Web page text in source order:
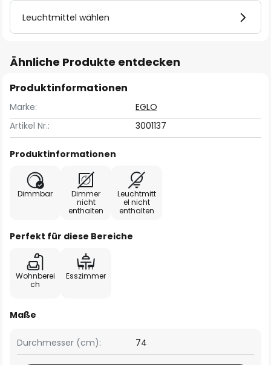
Leuchtmittel wählen
Ähnliche Produkte entdecken
Produktinformationen
Marke:
EGLO
Artikel Nr.:
3001137
Produktinformationen
Dimmbar
Dimmer
nicht
enthalten
Leuchtmitt
el nicht
enthalten
Perfekt für diese Bereiche
Wohnberei
ch
Esszimmer
Maße
Durchmesser (cm): 74